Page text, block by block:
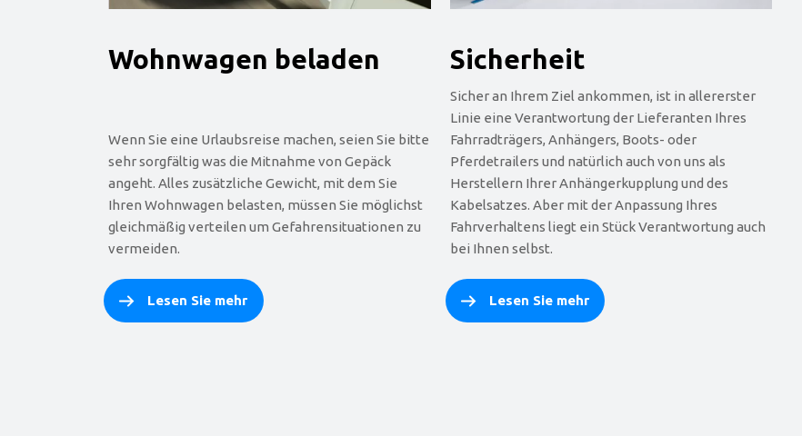
Wohnwagen beladen
Wenn Sie eine Urlaubsreise machen, seien Sie bitte
sehr sorgfältig was die Mitnahme von Gepäck
angeht. Alles zusätzliche Gewicht, mit dem Sie
Ihren Wohnwagen belasten, müssen Sie möglichst
gleichmäßig verteilen um Gefahrensituationen zu
vermeiden.
Lesen Sie mehr
Sicherheit
Sicher an Ihrem Ziel ankommen, ist in allererster
Linie eine Verantwortung der Lieferanten Ihres
Fahrradträgers, Anhängers, Boots- oder
Pferdetrailers und natürlich auch von uns als
Herstellern Ihrer Anhängerkupplung und des
Kabelsatzes. Aber mit der Anpassung Ihres
Fahrverhaltens liegt ein Stück Verantwortung auch
bei Ihnen selbst.
Lesen Sie mehr